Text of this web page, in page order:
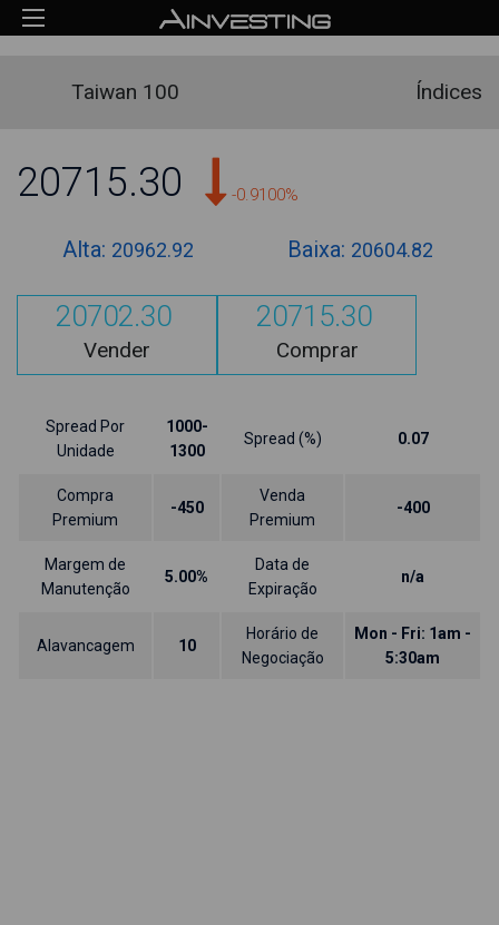
Taiwan 100 Índices
20715.30 -0.9100%
Alta: 20962.92 Baixa: 20604.82
20702.30
Vender
20715.30
Comprar
Spread Por
Unidade
1000-
1300
Spread (%) 0.07
Compra
Premium
-450
Venda
Premium
-400
Margem de
Manutenção
5.00%
Data de
Expiração
n/a
Alavancagem 10
Horário de
Negociação
Mon - Fri: 1am -
5:30am